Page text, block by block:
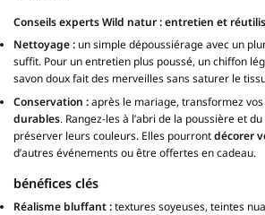
Conseils experts Wild natur : entretien et
Nettoyage : un simple dépoussiérage avec un
suffit. Pour un entretien plus poussé, un chiffon
savon doux fait des merveilles sans saturer le
Conservation :après le mariage, transformez
durables. Rangez-les à l’abri de la poussière et
préserver leurs couleurs. Elles pourrontdécorer
d’autres événements ou être offertes en cadeau.
bénéfices clés
Réalisme bluffant :textures soyeuses, teintes